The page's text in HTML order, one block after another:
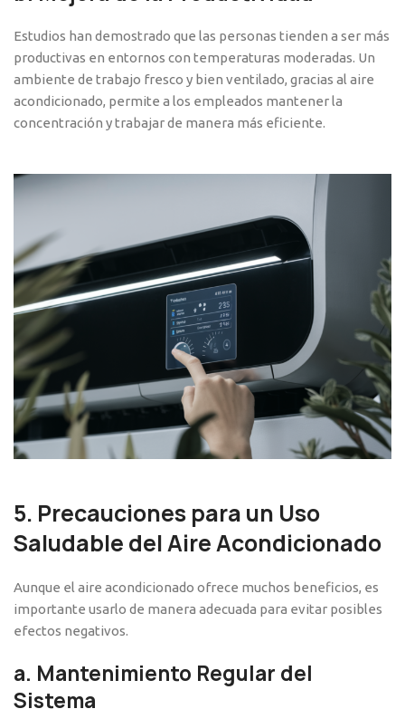
Estudios han demostrado que las personas tienden a ser más
productivas en entornos con temperaturas moderadas. Un
ambiente de trabajo fresco y bien ventilado, gracias al aire
acondicionado, permite a los empleados mantener la
concentración y trabajar de manera más eficiente.
5. Precauciones para un Uso
Saludable del Aire Acondicionado
Aunque el aire acondicionado ofrece muchos beneficios, es
importante usarlo de manera adecuada para evitar posibles
efectos negativos.
a. Mantenimiento Regular del
Sistema